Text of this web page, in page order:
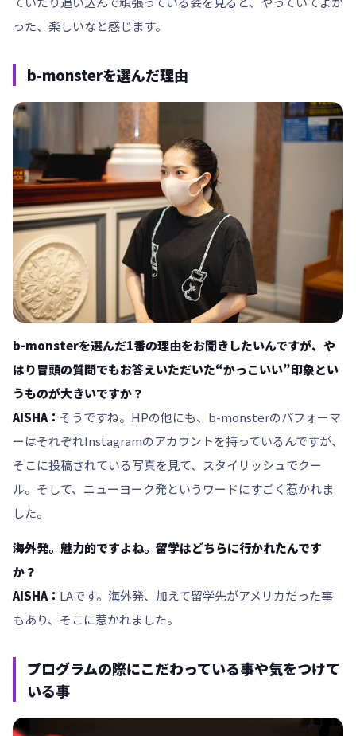
った、楽しいなと感じます。
b-monsterを選んだ理由
――b-monsterを選んだ1番の理由をお聞きしたいんですが、や
はり冒頭の質問でもお答えいただいた“かっこいい”印象とい
うものが大きいですか？
AISHA： そうですね。HPの他にも、b-monsterのパフォーマ
ーはそれぞれInstagramのアカウントを持っているんですが、
そこに投稿されている写真を見て、スタイリッシュでクー
ル。そして、ニューヨーク発というワードにすごく惹かれま
した。
――海外発。魅力的ですよね。留学はどちらに行かれたんです
か？
AISHA： LAです。海外発、加えて留学先がアメリカだった事
もあり、そこに惹かれました。
プログラムの際にこだわっている事や気をつけて
いる事